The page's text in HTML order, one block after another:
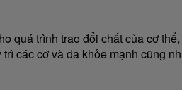
quá trình trao đổi chất của cơ
các cơ và da khỏe mạnh cũng